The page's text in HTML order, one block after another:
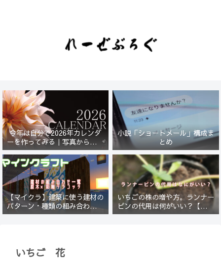
今年は自分で2026年カレンダ
ーを作ってみる｜写真から始ま
る小さなプロジェクト【一灯
花】
小説「ショートメール」構成ま
とめ
【マイクラ】建築に使う建材の
パターン・種類の組み合わせ一
覧！原木×彩釉テラコッタ編
いちごの株の増や方。ランナー
ピンの代用は何がいい？【５年
放置したイチゴは復活するの
いちご 花